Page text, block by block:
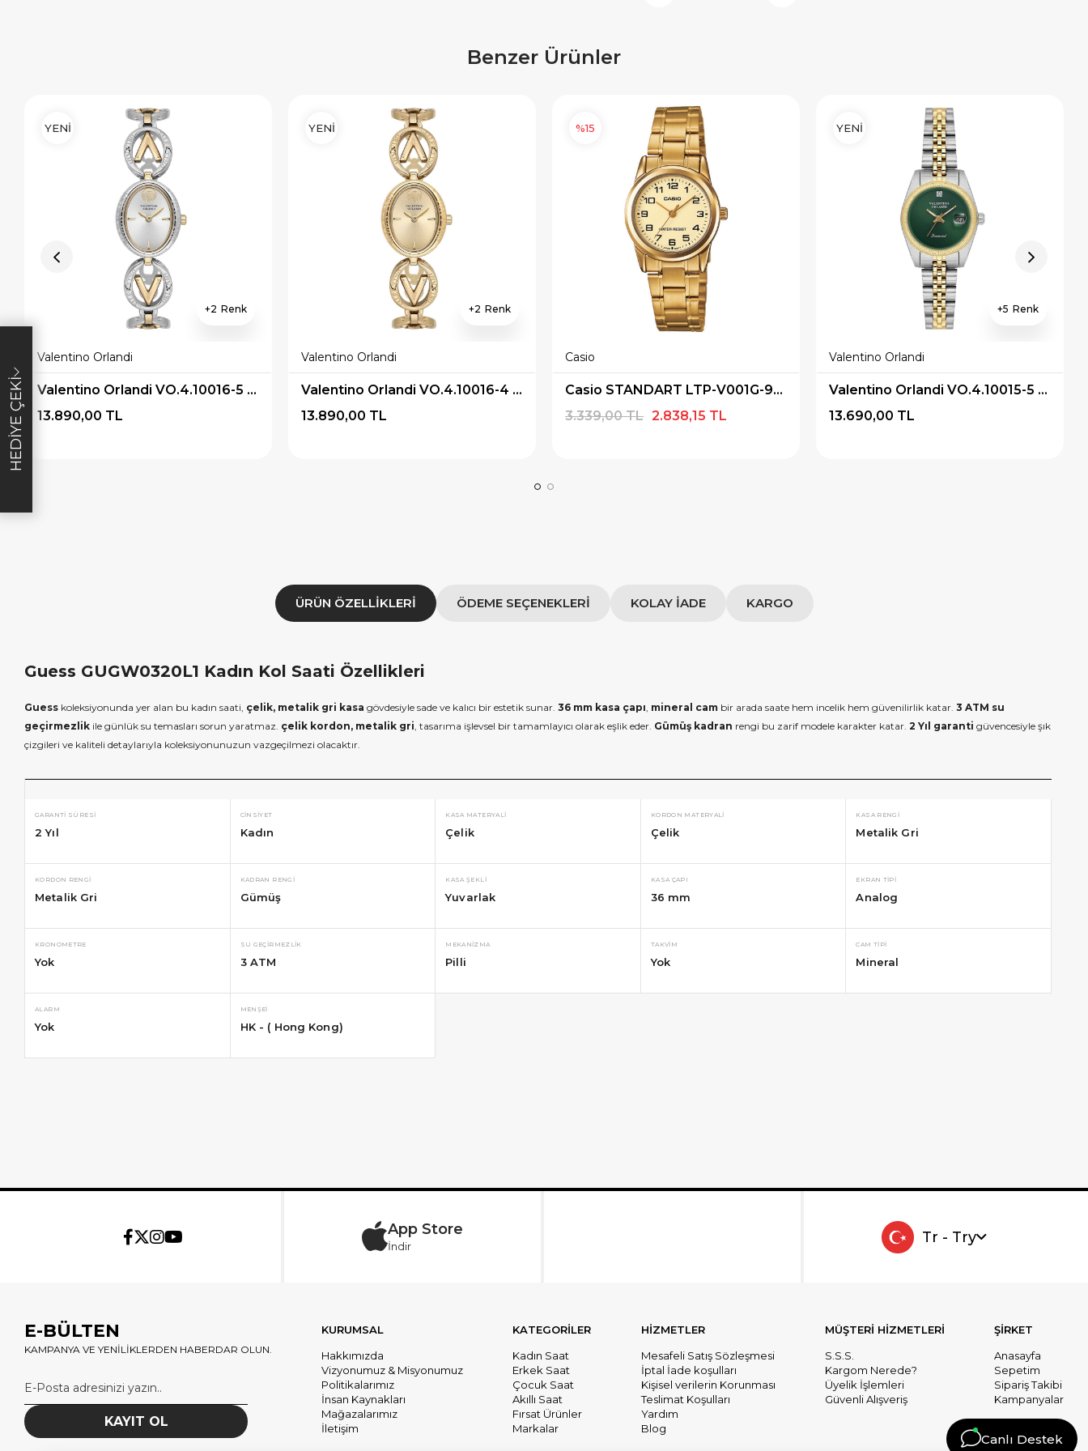
Benzer Ürünler
2
Valentino Orlandi
Valentino Orlandi VO.4.10016-5 Kadın Kol Saati
13.890,00 TL
YENİ
2
Valentino Orlandi
Valentino Orlandi VO.4.10016-4 Kadın Kol Saati
13.890,00 TL
YENİ
Casio
Casio STANDART LTP-V001G-9BUDF Kol Saati
2.838,15 TL
3.339,00 TL
%15
5
Valentino Orlandi
Valentino Orlandi VO.4.10015-5 Pırlantalı Kadın Kol Saati
13.690,00 TL
YENİ
ÜRÜN ÖZELLIKLERI ÖDEME SEÇENEKLERI KOLAY İADE KARGO
Guess GUGW0320L1 Kadın Kol Saati Özellikleri
Guess koleksiyonunda yer alan bu kadın saati, çelik, metalik gri kasa gövdesiyle sade ve kalıcı bir estetik sunar. 36 mm kasa çapı, mineral cam bir arada saate hem incelik hem güvenilirlik katar. 3 ATM su
geçirmezlik ile günlük su temasları sorun yaratmaz. çelik kordon, metalik gri, tasarıma işlevsel bir tamamlayıcı olarak eşlik eder. Gümüş kadran rengi bu zarif modele karakter katar. 2 Yıl garanti güvencesiyle şık
çizgileri ve kaliteli detaylarıyla koleksiyonunuzun vazgeçilmezi olacaktır.
GARANTI SÜRESI
2 Yıl
CINSIYET
Kadın
KASA MATERYALI
Çelik
KORDON MATERYALI
Çelik
KASA RENGI
Metalik Gri
KORDON RENGI
Metalik Gri
KADRAN RENGI
Gümüş
KASA ŞEKLI
Yuvarlak
KASA ÇAPI
36 mm
EKRAN TIPI
Analog
KRONOMETRE
Yok
SU GEÇIRMEZLIK
3 ATM
MEKANIZMA
Pilli
TAKVIM
Yok
CAM TIPI
Mineral
ALARM
Yok
MENŞEI
HK - ( Hong Kong)
App Store
İndir
Tr - Try
E-BÜLTEN
KAMPANYA VE YENİLİKLERDEN HABERDAR OLUN.
KAYIT OL
KURUMSAL
Hakkımızda
Vizyonumuz & Misyonumuz
Politikalarımız
İnsan Kaynakları
Mağazalarımız
İletişim
KATEGORİLER
Kadın Saat
Erkek Saat
Çocuk Saat
Akıllı Saat
Fırsat Ürünler
Markalar
HİZMETLER
Mesafeli Satış Sözleşmesi
İptal İade koşulları
Kişisel verilerin Korunması
Teslimat Koşulları
Yardım
Blog
MÜŞTERİ HİZMETLERİ
S.S.S.
Kargom Nerede?
Üyelik İşlemleri
Güvenli Alışveriş
ŞİRKET
Anasayfa
Sepetim
Sipariş Takibi
Kampanyalar
HEDIYE ÇEKI
özel
Çeki
× SEPETTE İNDİRİM
19.999 TL üzeri alışverişe özel
2.000 TL Hediye Çeki
SEPETTE İNDİRİM
4.999 TL üzeri alışverişe özel 500
TL Hediye Çeki
SEPETTE İNDİRİM
9.999 TL üzeri alışverişe özel
1.000 TL Hediye Çeki
Canlı Destek